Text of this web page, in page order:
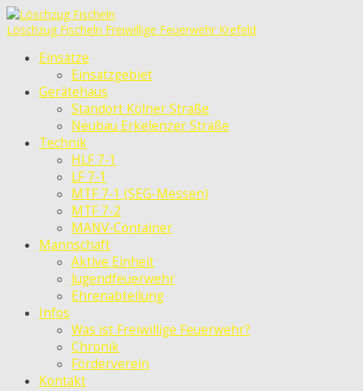
Löschzug Fischeln Freiwillige Feuerwehr Krefeld
Einsätze
Einsatzgebiet
Gerätehaus
Standort Kölner Straße
Neubau Erkelenzer Straße
Technik
HLF 7-1
LF 7-1
MTF 7-1 (SEG-Messen)
MTF 7-2
MANV-Container
Mannschaft
Aktive Einheit
Jugendfeuerwehr
Ehrenabteilung
Infos
Was ist Freiwillige Feuerwehr?
Chronik
Förderverein
Kontakt